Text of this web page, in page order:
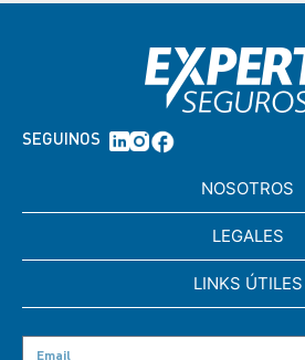
SEGUINOS
NOSOTROS
LEGALES
LINKS ÚTILES